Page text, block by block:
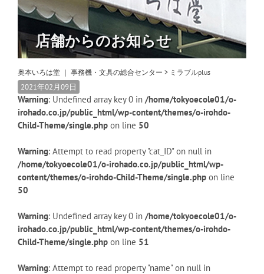
店舗からのお知らせ
奥本いろは堂 ｜ 事務機・文具の総合センター > ミラブルplus
2021年02月09日
Warning: Undefined array key 0 in /home/tokyoecole01/o-
irohado.co.jp/public_html/wp-content/themes/o-irohdo-
Child-Theme/single.php on line 50
Warning: Attempt to read property "cat_ID" on null in
/home/tokyoecole01/o-irohado.co.jp/public_html/wp-
content/themes/o-irohdo-Child-Theme/single.php on line
50
Warning: Undefined array key 0 in /home/tokyoecole01/o-
irohado.co.jp/public_html/wp-content/themes/o-irohdo-
Child-Theme/single.php on line 51
Warning: Attempt to read property "name" on null in